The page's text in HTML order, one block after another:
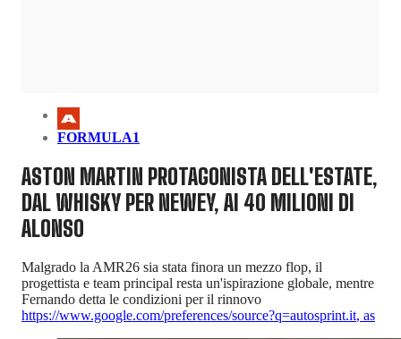
FORMULA1
ASTON MARTIN PROTAGONISTA DELL'ESTATE,
DAL WHISKY PER NEWEY, AI 40 MILIONI DI
ALONSO
Malgrado la AMR26 sia stata finora un mezzo flop, il
progettista e team principal resta un'ispirazione globale, mentre
Fernando detta le condizioni per il rinnovo
https://www.google.com/preferences/source?q=autosprint.it, as